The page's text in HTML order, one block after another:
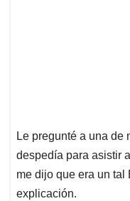
Le pregunté a una de
despedía para asistir
me dijo que era un tal
explicación.